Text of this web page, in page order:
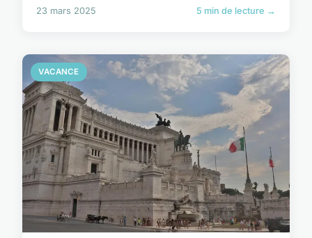
23 mars 2025 5 min de lecture →
VACANCE